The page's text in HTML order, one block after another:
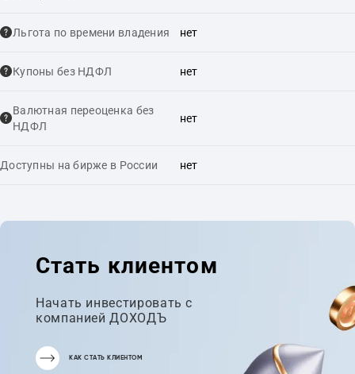
Льгота по времени владения нет
Купоны без НДФЛ нет
Валютная переоценка без
НДФЛ
нет
Доступны на бирже в России нет
Стать клиентом
Начать инвестировать с
компанией ДОХОДЪ
КАК СТАТЬ КЛИЕНТОМ